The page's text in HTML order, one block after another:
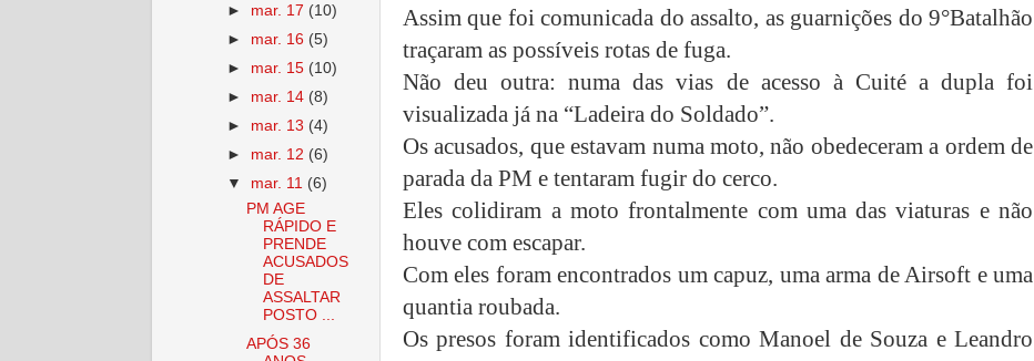
Assim que foi comunicada do assalto, as guarnições do 9°Batalhão
traçaram as possíveis rotas de fuga.
Não deu outra: numa das vias de acesso à Cuité a dupla foi
visualizada já na “Ladeira do Soldado”.
Os acusados, que estavam numa moto, não obedeceram a ordem de
parada da PM e tentaram fugir do cerco.
Eles colidiram a moto frontalmente com uma das viaturas e não
houve com escapar.
Com eles foram encontrados um capuz, uma arma de Airsoft e uma
quantia roubada.
Os presos foram identificados como Manoel de Souza e Leandro
► mar. 17 (10)
► mar. 16 (5)
► mar. 15 (10)
► mar. 14 (8)
► mar. 13 (4)
► mar. 12 (6)
▼ mar. 11 (6)
PM AGE
RÁPIDO E
PRENDE
ACUSADOS
DE
ASSALTAR
POSTO ...
APÓS 36